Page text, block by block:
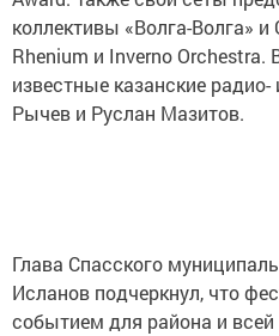
коллективы «Волга-Волга»
Rhenium и Inverno
известные казанские
Рычев и Руслан Мазитов.
Глава Спасского
Исланов подчеркнул, что
событием для района и